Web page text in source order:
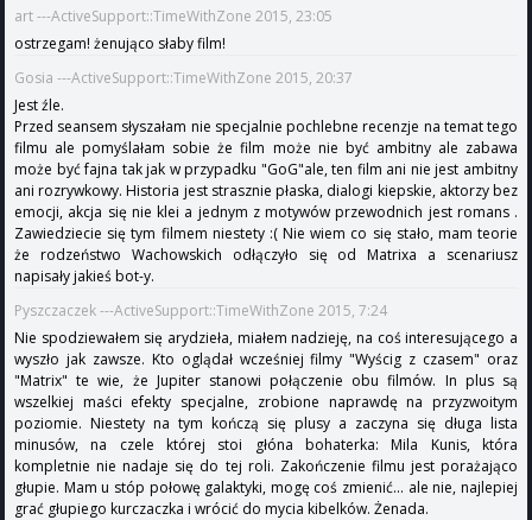
art ---ActiveSupport::TimeWithZone 2015, 23:05
ostrzegam! żenująco słaby film!
Gosia ---ActiveSupport::TimeWithZone 2015, 20:37
Jest źle.
Przed seansem słyszałam nie specjalnie pochlebne recenzje na temat tego
filmu ale pomyślałam sobie że film może nie być ambitny ale zabawa
może być fajna tak jak w przypadku "GoG"ale, ten film ani nie jest ambitny
ani rozrywkowy. Historia jest strasznie płaska, dialogi kiepskie, aktorzy bez
emocji, akcja się nie klei a jednym z motywów przewodnich jest romans .
Zawiedziecie się tym filmem niestety :( Nie wiem co się stało, mam teorie
że rodzeństwo Wachowskich odłączyło się od Matrixa a scenariusz
napisały jakieś bot-y.
Pyszczaczek ---ActiveSupport::TimeWithZone 2015, 7:24
Nie spodziewałem się arydzieła, miałem nadzieję, na coś interesującego a
wyszło jak zawsze. Kto oglądał wcześniej filmy "Wyścig z czasem" oraz
"Matrix" te wie, że Jupiter stanowi połączenie obu filmów. In plus są
wszelkiej maści efekty specjalne, zrobione naprawdę na przyzwoitym
poziomie. Niestety na tym kończą się plusy a zaczyna się długa lista
minusów, na czele której stoi głóna bohaterka: Mila Kunis, która
kompletnie nie nadaje się do tej roli. Zakończenie filmu jest porażająco
głupie. Mam u stóp połowę galaktyki, mogę coś zmienić... ale nie, najlepiej
grać głupiego kurczaczka i wrócić do mycia kibelków. Żenada.